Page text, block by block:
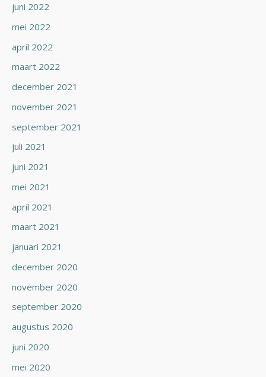
juni 2022
mei 2022
april 2022
maart 2022
december 2021
november 2021
september 2021
juli 2021
juni 2021
mei 2021
april 2021
maart 2021
januari 2021
december 2020
november 2020
september 2020
augustus 2020
juni 2020
mei 2020